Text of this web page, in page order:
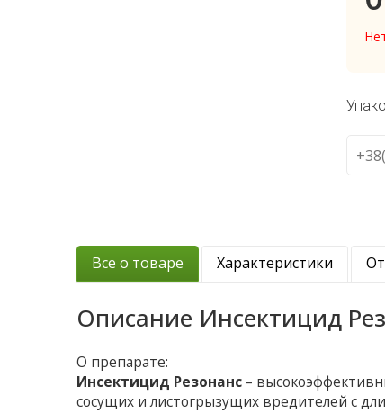
Все о товаре Характеристики
Описание Инсектицид
О препарате:
Инсектицид Резонанс –
сосущих и листогрызущих вредителей с